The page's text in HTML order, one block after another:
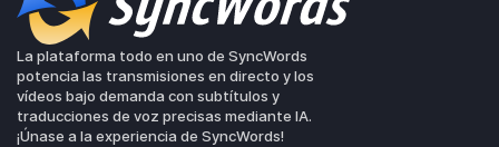
La plataforma todo en uno de SyncWords
potencia las transmisiones en directo y los
vídeos bajo demanda con subtítulos y
traducciones de voz precisas mediante IA.
¡Únase a la experiencia de SyncWords!